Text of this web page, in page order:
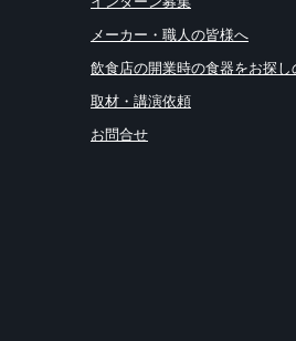
メーカー・職人の皆様へ
飲食店の開業時の食器をお探し
取材・講演依頼
お問合せ